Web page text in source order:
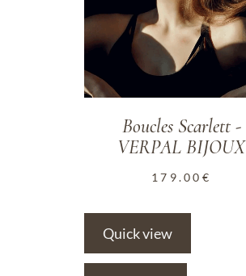
Boucles Scarlett -
VERPAL BIJOUX
179.00 €
Quick view